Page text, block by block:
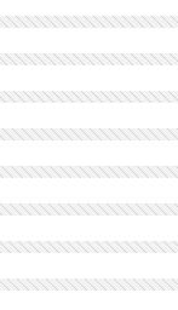
ビレットレバー
ビレットレバー
ミビレットレバー
ビレットレバー